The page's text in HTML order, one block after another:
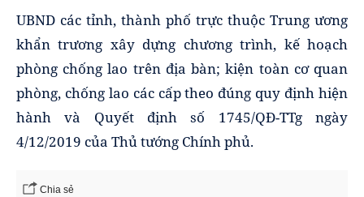
UBND các tỉnh, thành phố trực thuộc Trung ương
khẩn trương xây dựng chương trình, kế hoạch
phòng chống lao trên địa bàn; kiện toàn cơ quan
phòng, chống lao các cấp theo đúng quy định hiện
hành và Quyết định số 1745/QĐ-TTg ngày
4/12/2019 của Thủ tướng Chính phủ.
Chia sẻ